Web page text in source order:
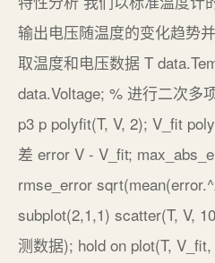
输出电压随温度的变化趋势
取温度和电压数据 T
data.Voltage; % 进行二次多
p3 p polyfit(T, V, 2); V_fit
差 error V - V_fit;
rmse_error
subplot(2,1,1) scatter(T, V,
测数据); hold on plot(T,